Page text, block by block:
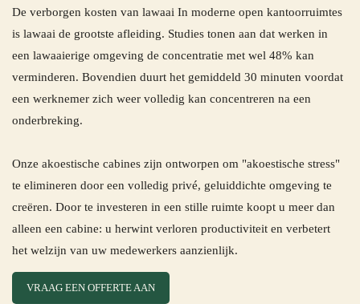
De verborgen kosten van lawaai In moderne open kantoorruimtes
is lawaai de grootste afleiding. Studies tonen aan dat werken in
een lawaaierige omgeving de concentratie met wel 48% kan
verminderen. Bovendien duurt het gemiddeld 30 minuten voordat
een werknemer zich weer volledig kan concentreren na een
onderbreking.
Onze akoestische cabines zijn ontworpen om "akoestische stress"
te elimineren door een volledig privé, geluiddichte omgeving te
creëren. Door te investeren in een stille ruimte koopt u meer dan
alleen een cabine: u herwint verloren productiviteit en verbetert
het welzijn van uw medewerkers aanzienlijk.
VRAAG EEN OFFERTE AAN